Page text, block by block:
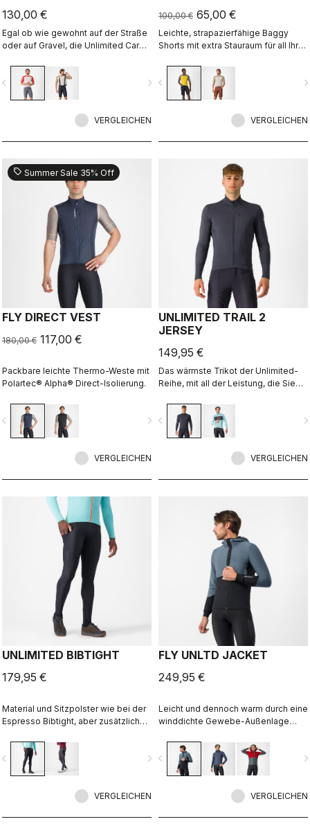
130,00 €
Egal ob wie gewohnt auf der Straße
oder auf Gravel, die Unlimited Cargo
Diese Shorts mit drei Taschen sind
bereit für Ihr nächstes Abenteuer.
navigate_next
VERGLEICHEN
100,00 € 65,00 €
Leichte, strapazierfähige Baggy
Shorts mit extra Stauraum für all Ihre
navigate_before
VERGLEICHEN
sell Summer Sale 35% Off
FLY DIRECT VEST
180,00 € 117,00 €
Packbare leichte Thermo-Weste mit
Polartec® Alpha® Direct-Isolierung.
navigate_next
VERGLEICHEN
UNLIMITED TRAIL 2
JERSEY
149,95 €
Das wärmste Trikot der Unlimited-
Reihe, mit all der Leistung, die Sie
navigate_before
VERGLEICHEN
UNLIMITED BIBTIGHT
179,95 €
Material und Sitzpolster wie bei der
Espresso Bibtight, aber zusätzlich
Thermoflex-Material eignet sich gut
für kühle bis kalte Bedingungen.
navigate_next
VERGLEICHEN
FLY UNLTD JACKET
249,95 €
Leicht und dennoch warm durch eine
winddichte Gewebe-Außenlage
Inneren. Funktional im Sattel,
lässiger Look im Alltag.
navigate_before
VERGLEICHEN